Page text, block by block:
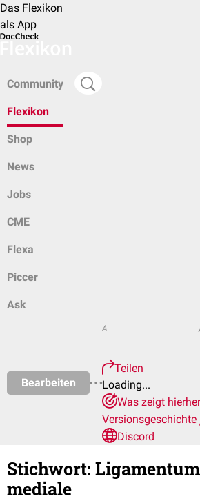
Das Flexikon
als App
Community
Flexikon
Shop
News
Jobs
CME
Flexa
Piccer
Ask
Bearbeiten
A
Teilen
Loading...
Was zeigt
Versionsgeschichte
Discord
Stichwort:
mediale